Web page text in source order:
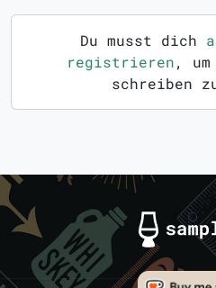
Du musst dich
registrieren,
schreiben